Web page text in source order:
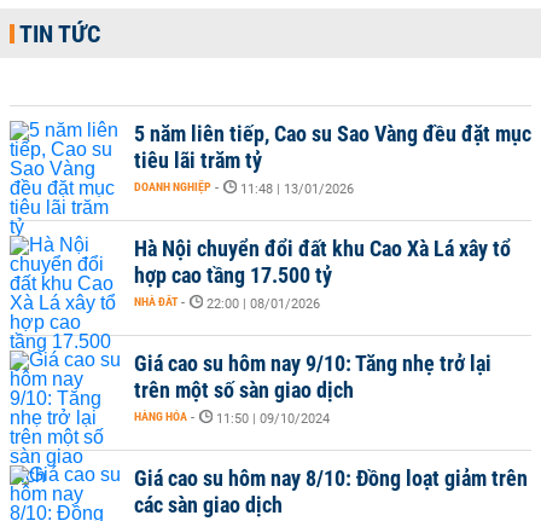
TIN TỨC
5 năm liên tiếp, Cao su Sao Vàng đều đặt mục
tiêu lãi trăm tỷ
DOANH NGHIỆP - 11:48 | 13/01/2026
Hà Nội chuyển đổi đất khu Cao Xà Lá xây tổ
hợp cao tầng 17.500 tỷ
NHÀ ĐẤT - 22:00 | 08/01/2026
Giá cao su hôm nay 9/10: Tăng nhẹ trở lại
trên một số sàn giao dịch
HÀNG HÓA - 11:50 | 09/10/2024
Giá cao su hôm nay 8/10: Đồng loạt giảm trên
các sàn giao dịch